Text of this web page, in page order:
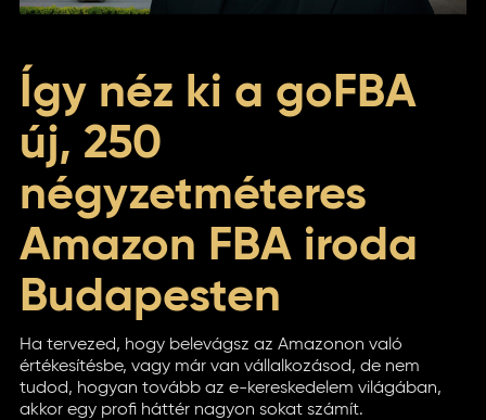
Így néz ki a goFBA
új, 250
négyzetméteres
Amazon FBA iroda
Budapesten
Ha tervezed, hogy belevágsz az Amazonon való
értékesítésbe, vagy már van vállalkozásod, de nem
tudod, hogyan tovább az e-kereskedelem világában,
akkor egy profi háttér nagyon sokat számít.